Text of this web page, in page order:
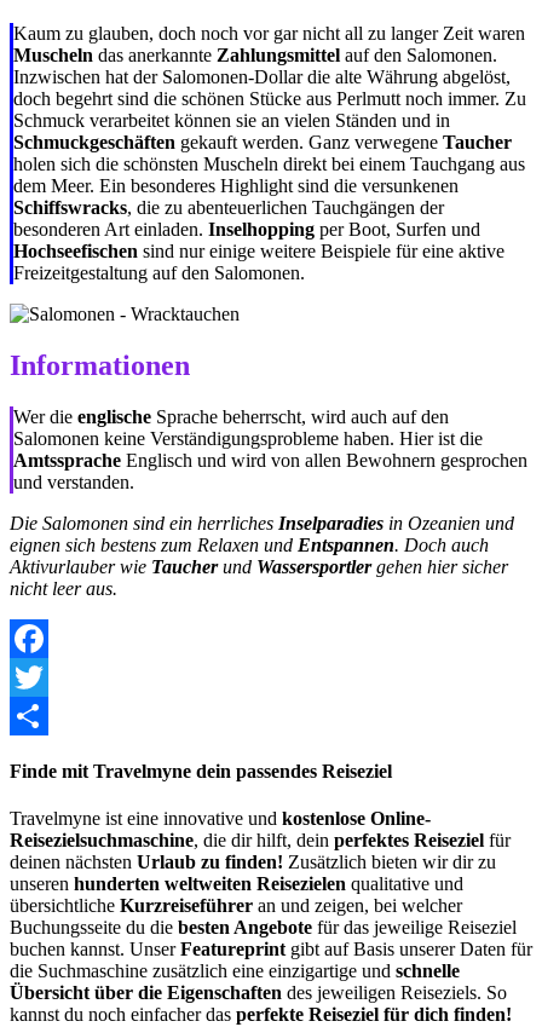
Kaum zu glauben, doch noch vor gar nicht all zu langer Zeit waren
Muscheln das anerkannte Zahlungsmittel auf den Salomonen.
Inzwischen hat der Salomonen-Dollar die alte Währung abgelöst,
doch begehrt sind die schönen Stücke aus Perlmutt noch immer. Zu
Schmuck verarbeitet können sie an vielen Ständen und in
Schmuckgeschäften gekauft werden. Ganz verwegene Taucher
holen sich die schönsten Muscheln direkt bei einem Tauchgang aus
dem Meer. Ein besonderes Highlight sind die versunkenen
Schiffswracks, die zu abenteuerlichen Tauchgängen der
besonderen Art einladen. Inselhopping per Boot, Surfen und
Hochseefischen sind nur einige weitere Beispiele für eine aktive
Freizeitgestaltung auf den Salomonen.
Informationen
Wer die englische Sprache beherrscht, wird auch auf den
Salomonen keine Verständigungsprobleme haben. Hier ist die
Amtssprache Englisch und wird von allen Bewohnern gesprochen
und verstanden.
Die Salomonen sind ein herrliches Inselparadies in Ozeanien und
eignen sich bestens zum Relaxen und Entspannen. Doch auch
Aktivurlauber wie Taucherund Wassersportlergehen hier sicher
nicht leer aus.
Facebook
Twitter
Finde mit Travelmyne dein passendes Reiseziel
Travelmyne ist eine innovative und kostenlose Online-
Reisezielsuchmaschine, die dir hilft, dein perfektes Reiseziel für
deinen nächsten Urlaub zu finden! Zusätzlich bieten wir dir zu
unseren hunderten weltweiten Reisezielen qualitative und
übersichtliche Kurzreiseführer an und zeigen, bei welcher
Buchungsseite du die besten Angebote für das jeweilige Reiseziel
buchen kannst. UnserFeatureprintgibt auf Basis unserer Daten für
die Suchmaschine zusätzlich eine einzigartige und schnelle
Übersicht über die Eigenschaften des jeweiligen Reiseziels. So
kannst du noch einfacher das perfekte Reiseziel für dich finden!